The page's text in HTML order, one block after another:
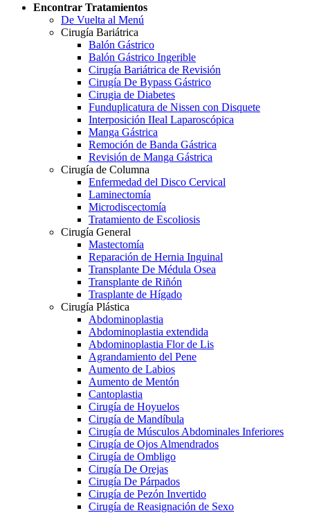
Encontrar Tratamientos
De Vuelta al Menú
Cirugía Bariátrica
Balón Gástrico
Balón Gástrico Ingerible
Cirugía Bariátrica de Revisión
Cirugía De Bypass Gástrico
Cirugia de Diabetes
Funduplicatura de Nissen con Disquete
Interposición IIeal Laparoscópica
Manga Gástrica
Remoción de Banda Gástrica
Revisión de Manga Gástrica
Cirugía de Columna
Enfermedad del Disco Cervical
Laminectomía
Microdiscectomía
Tratamiento de Escoliosis
Cirugía General
Mastectomía
Reparación de Hernia Inguinal
Transplante De Médula Osea
Transplante de Riñón
Trasplante de Hígado
Cirugía Plástica
Abdominoplastia
Abdominoplastia extendida
Abdominoplastia Flor de Lis
Agrandamiento del Pene
Aumento de Labios
Aumento de Mentón
Cantoplastia
Cirugía de Hoyuelos
Cirugía de Mandíbula
Cirugía de Músculos Abdominales Inferiores
Cirugía de Ojos Almendrados
Cirugía de Ombligo
Cirugía De Orejas
Cirugía De Párpados
Cirugía de Pezón Invertido
Cirugía de Reasignación de Sexo